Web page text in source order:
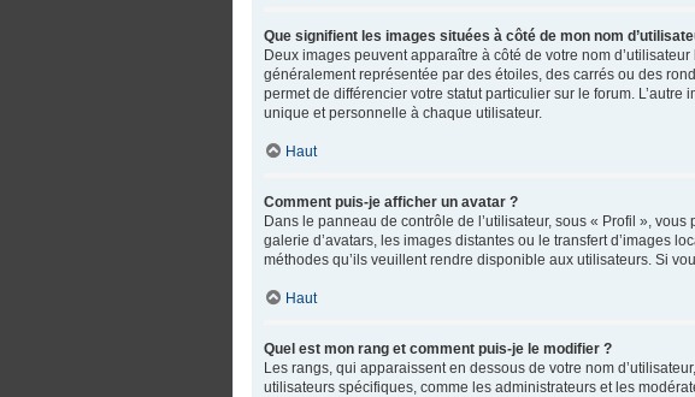
Que signifient les images situées à côté de mon nom
Deux images peuvent apparaître à côté de votre nom
généralement représentée par des étoiles, des carrés ou des
permet de différencier votre statut particulier sur le forum.
unique et personnelle à chaque utilisateur.
Haut
Comment puis-je afficher un avatar ?
Dans le panneau de contrôle de l’utilisateur, sous « Profil »,
galerie d’avatars, les images distantes ou le transfert d’images
méthodes qu’ils veuillent rendre disponible aux utilisateurs. Si
Haut
Quel est mon rang et comment puis-je le modifier ?
Les rangs, qui apparaissent en dessous de votre nom
utilisateurs spécifiques, comme les administrateurs et les